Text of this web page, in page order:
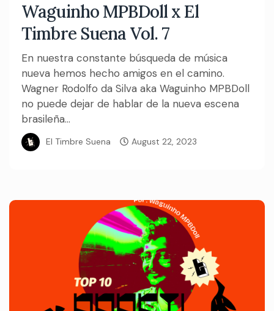
Waguinho MPBDoll x El
Timbre Suena Vol. 7
En nuestra constante búsqueda de música
nueva hemos hecho amigos en el camino.
Wagner Rodolfo da Silva aka Waguinho MPBDoll
no puede dejar de hablar de la nueva escena
brasileña...
El Timbre Suena August 22, 2023